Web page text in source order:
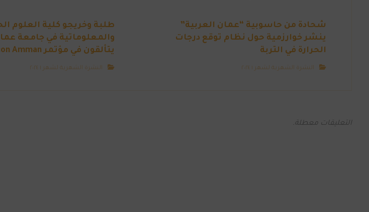
شحادة من حاسوبية “عمان العربية”
ينشر خوارزمية حول نظام توقع درجات
الحرارة في التربة
النشرة الشهرية لشهر ١ ٢٠٢٤
طلبة وخريجو كلية العلوم
والمعلوماتية في جامعة
يتألقون في مؤتمر Droidcon Amman ٢٤
النشرة الشهرية لشهر ١ ٢٠٢٤
التعليقات معطلة.